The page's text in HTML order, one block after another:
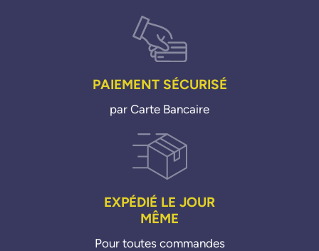
PAIEMENT SÉCURISÉ
par Carte Bancaire
EXPÉDIÉ LE JOUR
MÊME
Pour toutes commandes